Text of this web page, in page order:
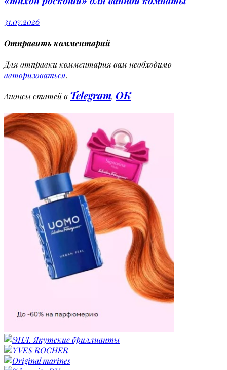
31.07.2026
Отправить комментарий
Для отправки комментария вам необходимо
авторизоваться.
Анонсы статей в Telegram, OK